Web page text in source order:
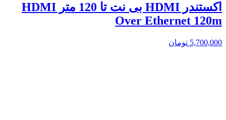
اکستندر HDMI بی نت تا 120 متر HDMI
Over Ethernet 120m
5,700,000 تومان